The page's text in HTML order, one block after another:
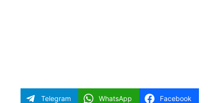
Telegram WhatsApp Facebook